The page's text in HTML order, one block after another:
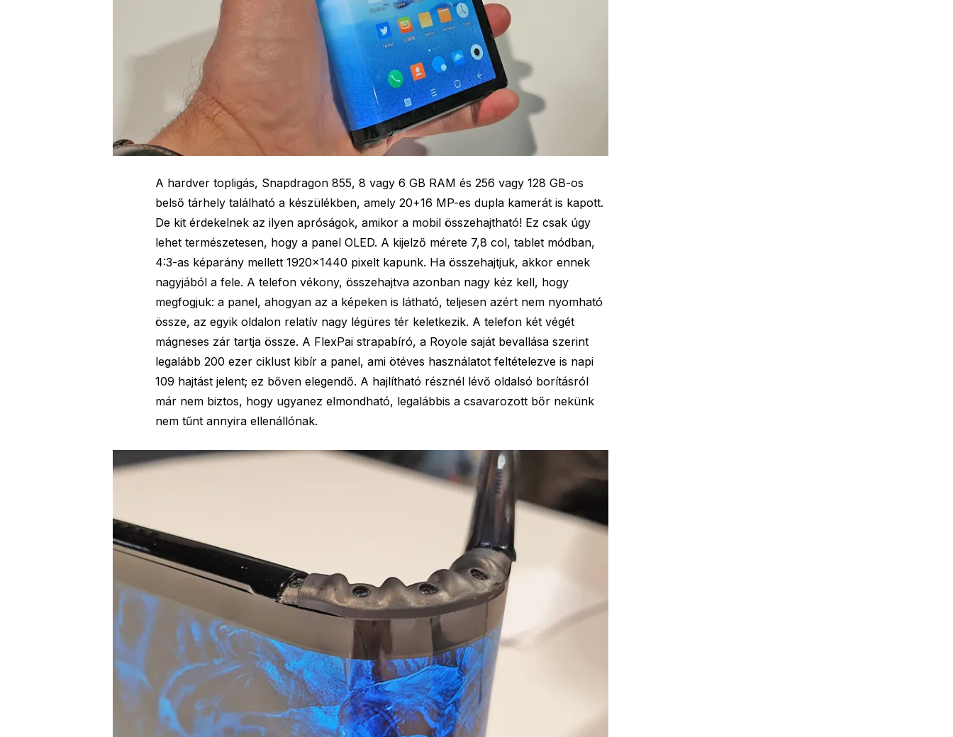
A hardver topligás, Snapdragon 855, 8 vagy 6 GB RAM és 256 vagy 128 GB-os
belső tárhely található a készülékben, amely 20+16 MP-es dupla kamerát is kapott.
De kit érdekelnek az ilyen apróságok, amikor a mobil összehajtható! Ez csak úgy
lehet természetesen, hogy a panel OLED. A kijelző mérete 7,8 col, tablet módban,
4:3-as képarány mellett 1920×1440 pixelt kapunk. Ha összehajtjuk, akkor ennek
nagyjából a fele. A telefon vékony, összehajtva azonban nagy kéz kell, hogy
megfogjuk: a panel, ahogyan az a képeken is látható, teljesen azért nem nyomható
össze, az egyik oldalon relatív nagy légüres tér keletkezik. A telefon két végét
mágneses zár tartja össze. A FlexPai strapabíró, a Royole saját bevallása szerint
legalább 200 ezer ciklust kibír a panel, ami ötéves használatot feltételezve is napi
109 hajtást jelent; ez bőven elegendő. A hajlítható résznél lévő oldalsó borításról
már nem biztos, hogy ugyanez elmondható, legalábbis a csavarozott bőr nekünk
nem tűnt annyira ellenállónak.